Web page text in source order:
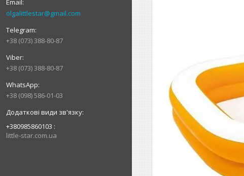
olgalittlestar@gmail.com
+38 (073) 388-80-87
+38 (073) 388-80-87
+38 (098) 586-01-03
+380985860103
little-star.com.ua